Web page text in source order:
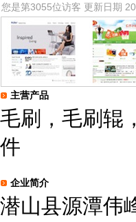
您是第3055位访客 更新日期
主营产品
毛刷，毛刷辊
件
企业简介
潜山县源潭伟